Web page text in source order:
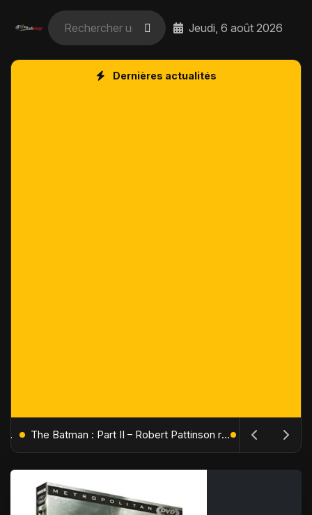
Jeudi, 6 août 2026
Dernières actualités
L'Âge de Glace : Le Réveil du Volcan – Manny, Sid et Diego de retour pour une aventure explosive The Batman : Part II – Robert Pattinson replonge dans les ténèbres de Gotham dès octobre 2027